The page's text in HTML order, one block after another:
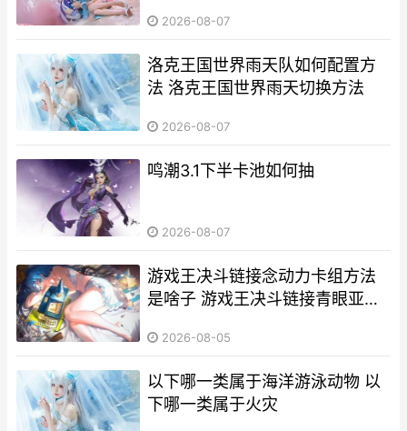
2026-08-07
洛克王国世界雨天队如何配置方
法 洛克王国世界雨天切换方法
2026-08-07
鸣潮3.1下半卡池如何抽
2026-08-07
游戏王决斗链接念动力卡组方法
是啥子 游戏王决斗链接青眼亚白
2026-08-05
以下哪一类属于海洋游泳动物 以
下哪一类属于火灾